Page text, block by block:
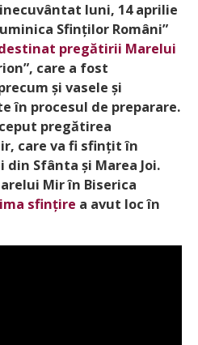
luni, 14 aprilie
Sfinților Români”
pregătirii Marelui
care a fost
și vasele și
în procesul de preparare.
pregătirea
care va fi sfințit în
Sfânta și Marea Joi.
Mir în Biserica
sfințire a avut loc în